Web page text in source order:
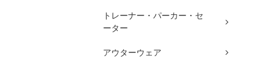
トレーナー・パーカー・セ
ーター
アウターウェア